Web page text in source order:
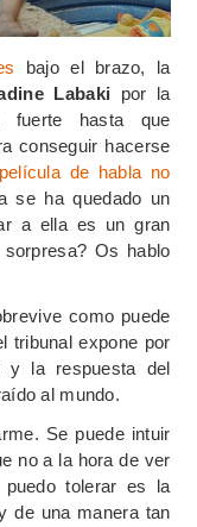
bajo el brazo, la
Labaki por la
fuerte hasta que
conseguir hacerse
de habla no
se ha quedado un
a ella es un gran
Os hablo
como puede
tribunal expone por
y la respuesta del
al mundo.
Se puede intuir
no a la hora de ver
tolerar es la
de una manera tan